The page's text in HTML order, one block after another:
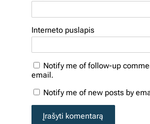
Interneto puslapis
Notify me of follow-up
email.
Notify me of new posts by